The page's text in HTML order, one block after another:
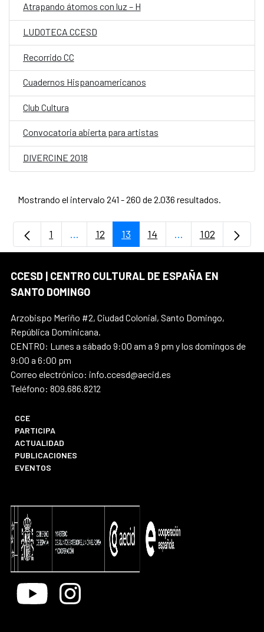
Atrapando átomos con luz – H
LUDOTECA CCESD
Recorrido CC
Cuadernos Hispanoamericanos
Club Cultura
Convocatoria abierta para artistas
DIVERCINE 2018
Mostrando el intervalo 241 - 260 de 2.036 resultados.
Página
1 ...Páginas intermedias Use TAB para
Página
12 Página
13 Página
14 ...PáginasPágina
102
CCESD | CENTRO CULTURAL DE ESPAÑA EN
SANTO DOMINGO
Arzobispo Meriño #2, Ciudad Colonial, Santo Domingo,
República Dominicana.
CENTRO: Lunes a sábado 9:00 am a 9 pm y los domingos de
9:00 a 6:00 pm
Correo electrónico: info.ccesd@aecid.es
Teléfono: 809.686.8212
CCE
PARTICIPA
ACTUALIDAD
PUBLICACIONES
EVENTOS
Youtube Instagram